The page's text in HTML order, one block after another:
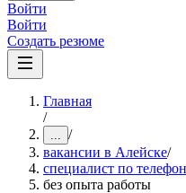
Войти
Войти
Создать резюме
Главная
/
... /
вакансии в Алейске/
специалист по
без опыта работы